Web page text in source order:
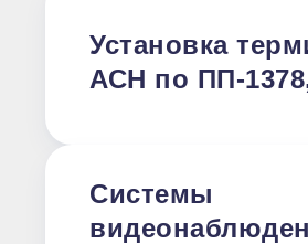
Установка
АСН по ПП-
Системы